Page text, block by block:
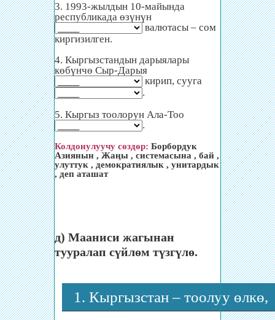
3. 1993-жылдын 10-майында
республикада өзүнүн
валютасы – сом
киргизилген.
4. Кыргызстандын дарыялары
көбүнчө Сыр-Дарыя
кирип, сууга
.
5. Кыргыз тоолорун Ала-Тоо
.
Колдонулуучу сөздөр: Борбордук
Азиянын , Жаңы , системасына , бай ,
улуттук , демократиялык , унитардык
, деп аташат
д) Мааниси жагынан
тууралап сүйлөм түзгүлө.
1. Кыргызстан – тоолуу өлкө,